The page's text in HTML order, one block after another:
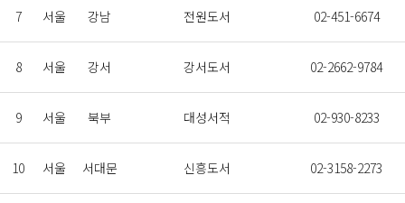
7 서울 강남 전원도서 02-451-6674
8 서울 강서 강서도서 02-2662-9784
9 서울 북부 대성서적 02-930-8233
10 서울 서대문 신흥도서 02-3158-2273